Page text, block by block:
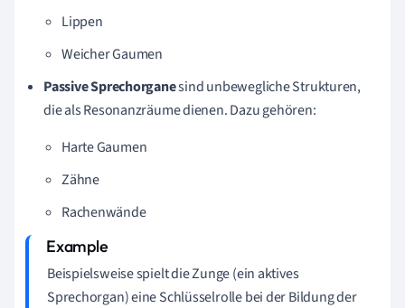
Lippen
Weicher Gaumen
Passive Sprechorganesind unbewegliche Strukturen,
die als Resonanzräume dienen. Dazu gehören:
Harte Gaumen
Zähne
Rachenwände
Beispielsweise spielt die Zunge (ein aktives
Sprechorgan) eine Schlüsselrolle bei der Bildung der